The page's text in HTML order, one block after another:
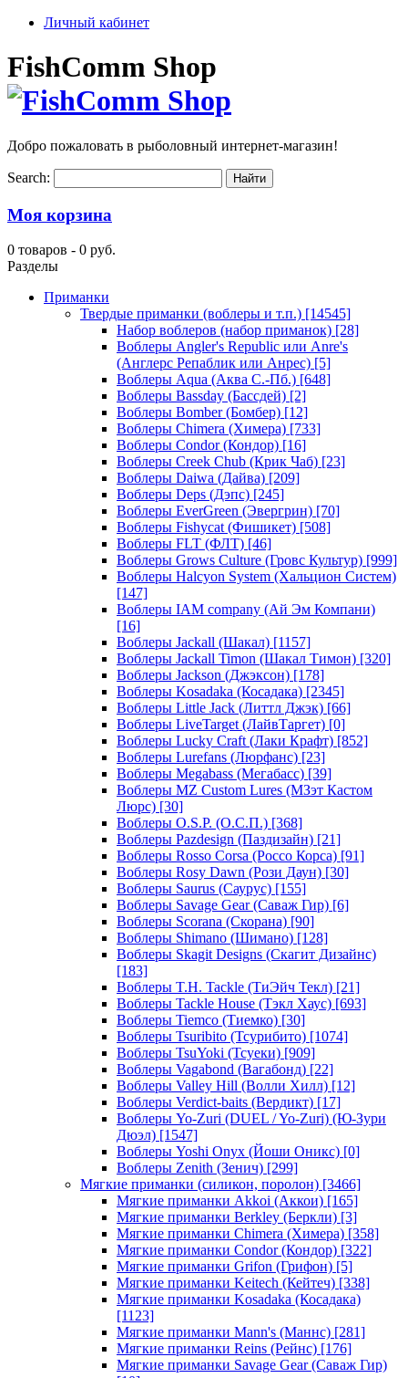
Личный кабинет
FishComm Shop
Добро пожаловать в рыболовный интернет-магазин!
Search:
Моя корзина
0 товаров - 0 руб.
Разделы
Приманки
Твердые приманки (воблеры и т.п.) [14545]
Набор воблеров (набор приманок) [28]
Воблеры Angler's Republic или Anre's
(Англерс Репаблик или Анрес) [5]
Воблеры Aqua (Аква С.-Пб.) [648]
Воблеры Bassday (Бассдей) [2]
Воблеры Bomber (Бомбер) [12]
Воблеры Chimera (Химера) [733]
Воблеры Condor (Кондор) [16]
Воблеры Creek Chub (Крик Чаб) [23]
Воблеры Daiwa (Дайва) [209]
Воблеры Deps (Дэпс) [245]
Воблеры EverGreen (Эвергрин) [70]
Воблеры Fishycat (Фишикет) [508]
Воблеры FLT (ФЛТ) [46]
Воблеры Grows Culture (Гровс Культур) [999]
Воблеры Halcyon System (Хальцион Систем)
[147]
Воблеры IAM company (Ай Эм Компани)
[16]
Воблеры Jackall (Шакал) [1157]
Воблеры Jackall Timon (Шакал Тимон) [320]
Воблеры Jackson (Джэксон) [178]
Воблеры Kosadaka (Косадака) [2345]
Воблеры Little Jack (Литтл Джэк) [66]
Воблеры LiveTarget (ЛайвТаргет) [0]
Воблеры Lucky Craft (Лаки Крафт) [852]
Воблеры Lurefans (Люрфанс) [23]
Воблеры Megabass (Мегабасс) [39]
Воблеры MZ Custom Lures (МЗэт Кастом
Люрс) [30]
Воблеры O.S.P. (О.С.П.) [368]
Воблеры Pazdesign (Паздизайн) [21]
Воблеры Rosso Corsa (Россо Корса) [91]
Воблеры Rosy Dawn (Рози Даун) [30]
Воблеры Saurus (Саурус) [155]
Воблеры Savage Gear (Саваж Гир) [6]
Воблеры Scorana (Скорана) [90]
Воблеры Shimano (Шимано) [128]
Воблеры Skagit Designs (Скагит Дизайнс)
[183]
Воблеры T.H. Tackle (ТиЭйч Текл) [21]
Воблеры Tackle House (Тэкл Хаус) [693]
Воблеры Tiemco (Тиемко) [30]
Воблеры Tsuribito (Тсурибито) [1074]
Воблеры TsuYoki (Тсуеки) [909]
Воблеры Vagabond (Вагабонд) [22]
Воблеры Valley Hill (Волли Хилл) [12]
Воблеры Verdict-baits (Вердикт) [17]
Воблеры Yo-Zuri (DUEL / Yo-Zuri) (Ю-Зури
Дюэл) [1547]
Воблеры Yoshi Onyx (Йоши Оникс) [0]
Воблеры Zenith (Зенич) [299]
Мягкие приманки (силикон, поролон) [3466]
Мягкие приманки Akkoi (Аккои) [165]
Мягкие приманки Berkley (Беркли) [3]
Мягкие приманки Chimera (Химера) [358]
Мягкие приманки Condor (Кондор) [322]
Мягкие приманки Grifon (Грифон) [5]
Мягкие приманки Keitech (Кейтеч) [338]
Мягкие приманки Kosadaka (Косадака)
[1123]
Мягкие приманки Mann's (Маннс) [281]
Мягкие приманки Reins (Рейнс) [176]
Мягкие приманки Savage Gear (Саваж Гир)